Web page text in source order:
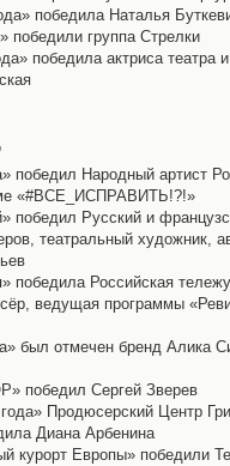
победила Наталья
победили группа Стрелки
победила актриса театра
победил Народный артист
«#ВСЕ_ИСПРАВИТЬ!?!»
победил Русский и
театральный художник,
победила Российская
ведущая программы
был отмечен бренд Алика
победил Сергей Зверев
Продюсерский Центр
Диана Арбенина
курорт Европы» победили